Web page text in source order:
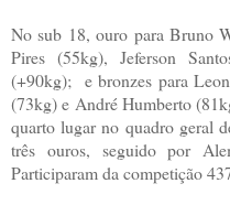
No sub 18, ouro para Bruno
Pires (55kg), Jeferson
(+90kg); e bronzes para
(73kg) e André Humberto
quarto lugar no quadro geral
três ouros, seguido por
Participaram da competição